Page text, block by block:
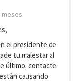
meses
el presidente de
tu malestar al
último, contacte
causando